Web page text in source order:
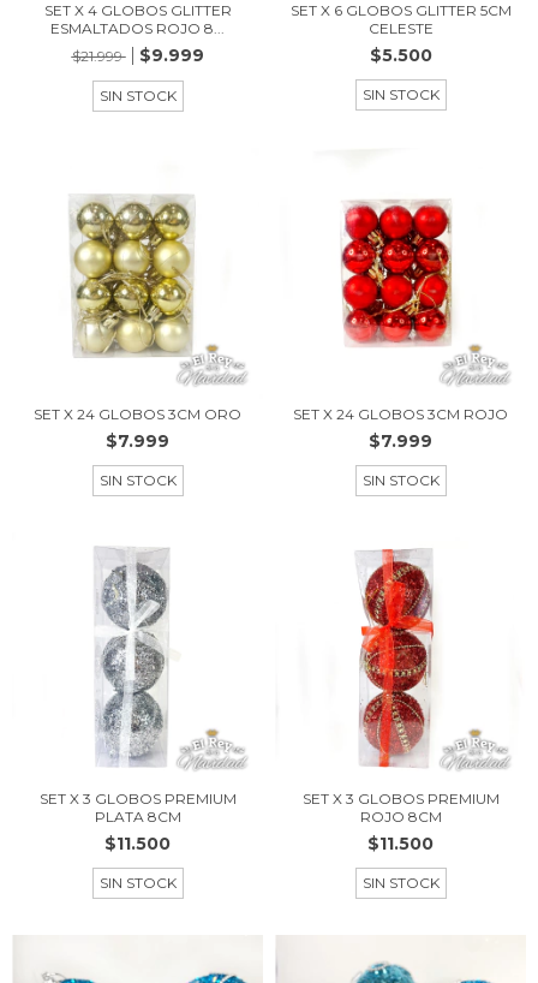
SET X 4 GLOBOS GLITTER
ESMALTADOS ROJO 8...
$21.999
$9.999
SIN STOCK
SET X 6 GLOBOS GLITTER 5CM
CELESTE
$5.500
SIN STOCK
SET X 24 GLOBOS 3CM ORO
$7.999
SIN STOCK
SET X 24 GLOBOS 3CM ROJO
$7.999
SIN STOCK
SET X 3 GLOBOS PREMIUM
PLATA 8CM
$11.500
SIN STOCK
SET X 3 GLOBOS PREMIUM
ROJO 8CM
$11.500
SIN STOCK